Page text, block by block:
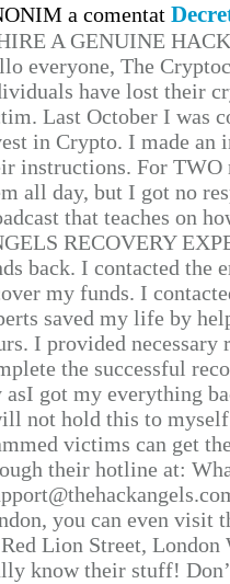
a comentat
A GENUINE
everyone, The
have lost their
Last October I was
in Crypto. I made
instructions. For TWO
all day, but I got no
that teaches on
RECOVERY
back. I contacted the
my funds. I
saved my life by
I provided
the successful
asI got my everything
not hold this to
victims can get
their hotline at:
you can even visit
Lion Street, London
know their stuff!